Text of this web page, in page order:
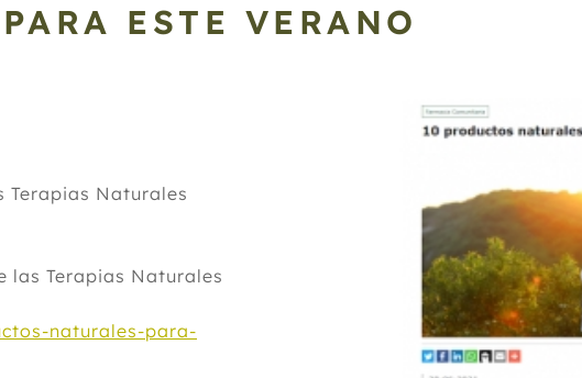
ESTE VERANO
Terapias Naturales
las Terapias Naturales
naturales-para-